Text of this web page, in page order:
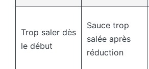
Trop saler dès
le début
Sauce trop
salée après
réduction